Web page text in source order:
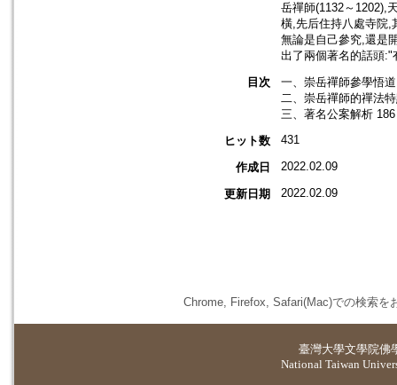
岳禪師(1132～1202),
橫,先后住持八處寺院,
無論是自己參究,還是
出了兩個著名的話頭
目次
一、崇岳禪師參學悟
二、崇岳禪師的禪法
三、著名公案解析 186
ヒット数
431
作成日 2022.02.09
更新日期 2022.02.09
Chrome, Firefox, Safari(Mac)での検索を
臺灣大學文學院佛
National Taiwan